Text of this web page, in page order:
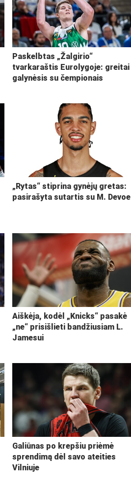
Paskelbtas „Žalgirio“
tvarkaraštis Eurolygoje: greitai
galynėsis su čempionais
„Rytas“ stiprina gynėjų gretas:
pasirašyta sutartis su M. Devoe
Aiškėja, kodėl „Knicks“ pasakė
„ne“ prisišlieti bandžiusiam L.
Jamesui
Galiūnas po krepšiu priėmė
sprendimą dėl savo ateities
Vilniuje